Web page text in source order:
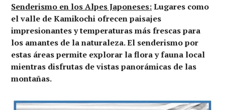
Senderismo en los Alpes Japoneses:Lugares como
el valle de Kamikochi ofrecen paisajes
impresionantes y temperaturas más frescas para
los amantes de la naturaleza. El senderismo por
estas áreas permite explorar la flora y fauna local
mientras disfrutas de vistas panorámicas de las
montañas.